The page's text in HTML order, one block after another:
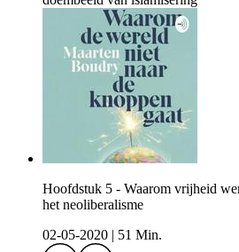
Hoofdstuk 5 - Waarom vrijheid
het neoliberalisme
02-05-2020
51 Min.